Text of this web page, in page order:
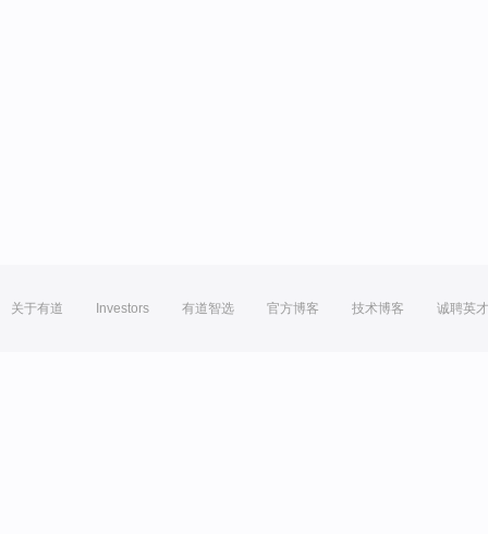
关于有道 Investors 有道智选 官方博客 技术博客 诚聘英才